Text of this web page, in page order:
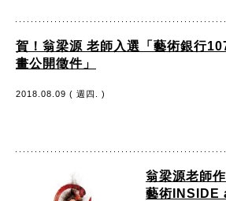
賀！翁梁源 老師入選「藝術銀行
畫公開徵件」
2018.08.09 ( 週四. )
翁梁源老師
藝術INSIDE